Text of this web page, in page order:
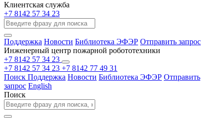
Клиентская служба
+7 8142 57 34 23
Поддержка Новости Библиотека ЭФЭР Отправить запрос
Инженерный центр пожарной робототехники
+7 8142 57 34 23
+7 8142 57 34 23 +7 8142 77 49 31
Поиск Поддержка Новости Библиотека ЭФЭР Отправить
запрос English
Поиск